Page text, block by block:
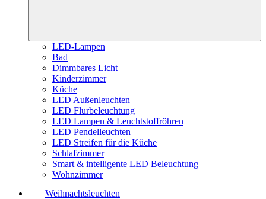
LED-Lampen
Bad
Dimmbares Licht
Kinderzimmer
Küche
LED Außenleuchten
LED Flurbeleuchtung
LED Lampen & Leuchtstoffröhren
LED Pendelleuchten
LED Streifen für die Küche
Schlafzimmer
Smart & intelligente LED Beleuchtung
Wohnzimmer
Weihnachtsleuchten